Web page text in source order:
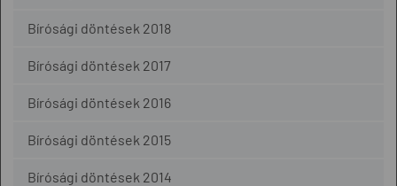
Bírósági döntések 2018
Bírósági döntések 2017
Bírósági döntések 2016
Bírósági döntések 2015
Bírósági döntések 2014